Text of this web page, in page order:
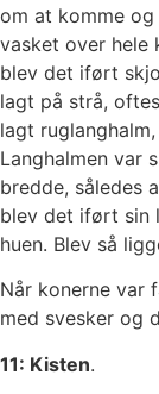
om at komme
vasket over hele
blev det iført
lagt på strå,
lagt
Langhalmen var
bredde, således
blev det iført sin
huen. Blev så
Når konerne
med svesker og
11: Kisten.